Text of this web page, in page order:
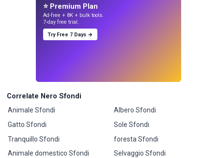
⭐ Premium Plan
Ad-free + 8K + bulk tools.
7-day free trial.
Try Free 7 Days →
Correlate Nero Sfondi
Animale Sfondi
Gatto Sfondi
Tranquillo Sfondi
Animale domestico Sfondi
Albero Sfondi
Sole Sfondi
foresta Sfondi
Selvaggio Sfondi